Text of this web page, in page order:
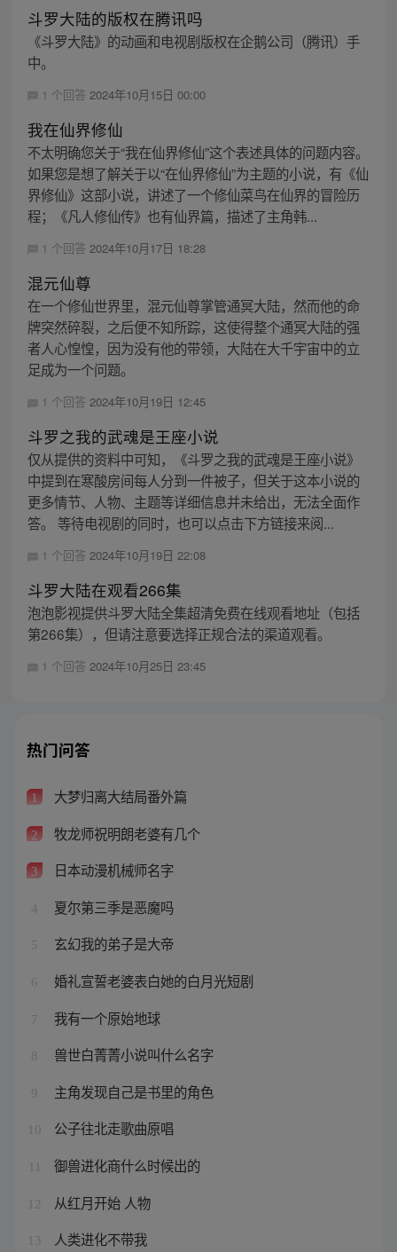
斗罗大陆的版权在腾讯吗
《斗罗大陆》的动画和电视剧版权在企鹅公司（腾讯）手
中。
1 个回答 2024年10月15日 00:00
我在仙界修仙
不太明确您关于“我在仙界修仙”这个表述具体的问题内容。
如果您是想了解关于以“在仙界修仙”为主题的小说，有《仙
界修仙》这部小说，讲述了一个修仙菜鸟在仙界的冒险历
程；《凡人修仙传》也有仙界篇，描述了主角韩...
1 个回答 2024年10月17日 18:28
混元仙尊
在一个修仙世界里，混元仙尊掌管通冥大陆，然而他的命
牌突然碎裂，之后便不知所踪，这使得整个通冥大陆的强
者人心惶惶，因为没有他的带领，大陆在大千宇宙中的立
足成为一个问题。
1 个回答 2024年10月19日 12:45
斗罗之我的武魂是王座小说
仅从提供的资料中可知，《斗罗之我的武魂是王座小说》
中提到在寒酸房间每人分到一件被子，但关于这本小说的
更多情节、人物、主题等详细信息并未给出，无法全面作
答。 等待电视剧的同时，也可以点击下方链接来阅...
1 个回答 2024年10月19日 22:08
斗罗大陆在观看266集
泡泡影视提供斗罗大陆全集超清免费在线观看地址（包括
第266集），但请注意要选择正规合法的渠道观看。
1 个回答 2024年10月25日 23:45
热门问答
1 大梦归离大结局番外篇
2 牧龙师祝明朗老婆有几个
3 日本动漫机械师名字
4 夏尔第三季是恶魔吗
5 玄幻我的弟子是大帝
6 婚礼宣誓老婆表白她的白月光短剧
7 我有一个原始地球
8 兽世白菁菁小说叫什么名字
9 主角发现自己是书里的角色
10 公子往北走歌曲原唱
御兽进化商什么时候出的
12 从红月开始 人物
13 人类进化不带我